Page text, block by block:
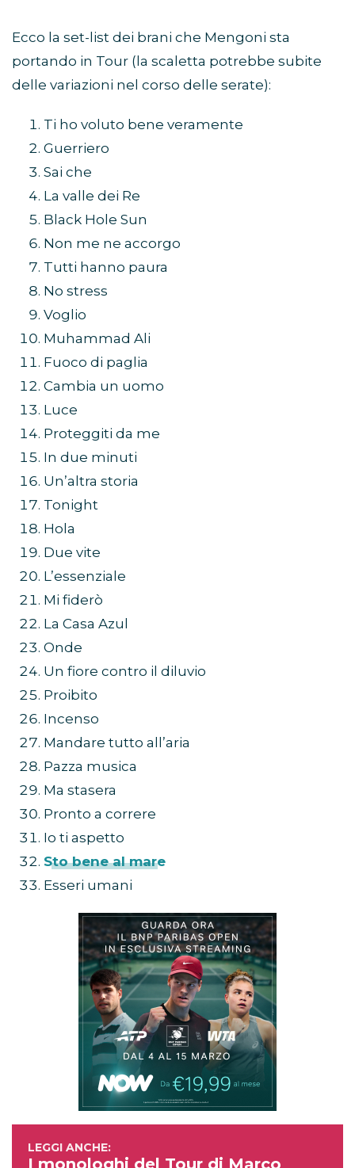
Ecco la set-list dei brani che Mengoni sta
portando in Tour (la scaletta potrebbe subite
delle variazioni nel corso delle serate):
Ti ho voluto bene veramente
Guerriero
Sai che
La valle dei Re
Black Hole Sun
Non me ne accorgo
Tutti hanno paura
No stress
Voglio
Muhammad Ali
Fuoco di paglia
Cambia un uomo
Luce
Proteggiti da me
In due minuti
Un’altra storia
Tonight
Hola
Due vite
L’essenziale
Mi fiderò
La Casa Azul
Onde
Un fiore contro il diluvio
Proibito
Incenso
Mandare tutto all’aria
Pazza musica
Ma stasera
Pronto a correre
Io ti aspetto
Sto bene al mare
Esseri umani